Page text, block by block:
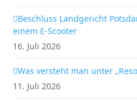
Beschluss Landgericht
einem E-Scooter
16. Juli 2026
Was versteht man unter
11. Juli 2026